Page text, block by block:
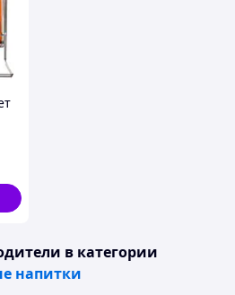
в категории
напитки